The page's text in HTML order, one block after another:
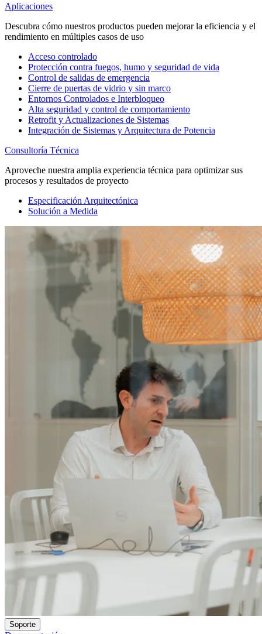
Aplicaciones
Descubra cómo nuestros productos pueden mejorar la eficiencia y el
rendimiento en múltiples casos de uso
Acceso controlado
Protección contra fuegos, humo y seguridad de vida
Control de salidas de emergencia
Cierre de puertas de vidrio y sin marco
Entornos Controlados e Interbloqueo
Alta seguridad y control de comportamiento
Retrofit y Actualizaciones de Sistemas
Integración de Sistemas y Arquitectura de Potencia
Consultoría Técnica
Aproveche nuestra amplia experiencia técnica para optimizar sus
procesos y resultados de proyecto
Especificación Arquitectónica
Solución a Medida
Soporte